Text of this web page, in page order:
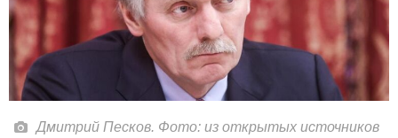
Дмитрий Песков. Фото: из открытых источников